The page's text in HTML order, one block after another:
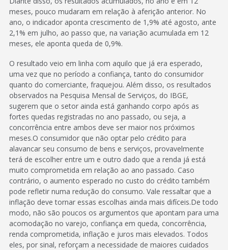
meses, pouco mudaram em relação à aferição anterior. No
ano, o indicador aponta crescimento de 1,9% até agosto, ante
2,1% em julho, ao passo que, na variação acumulada em 12
meses, ele aponta queda de 0,9%.
O resultado veio em linha com aquilo que já era esperado,
uma vez que no período a confiança, tanto do consumidor
quanto do comerciante, fraquejou. Além disso, os resultados
observados na Pesquisa Mensal de Serviços, do IBGE,
sugerem que o setor ainda está ganhando corpo após as
fortes quedas registradas no ano passado, ou seja, a
concorrência entre ambos deve ser maior nos próximos
meses.O consumidor que não optar pelo crédito para
alavancar seu consumo de bens e serviços, provavelmente
terá de escolher entre um e outro dado que a renda já está
muito comprometida em relação ao ano passado. Caso
contrário, o aumento esperado no custo do crédito também
pode refletir numa redução do consumo. Vale ressaltar que a
inflação deve tornar essas escolhas ainda mais difíceis.De todo
modo, não são poucos os argumentos que apontam para uma
acomodação no varejo, confiança em queda, concorrência,
renda comprometida, inflação e juros mais elevados. Todos
eles, por sinal, reforçam a necessidade de maiores cuidados